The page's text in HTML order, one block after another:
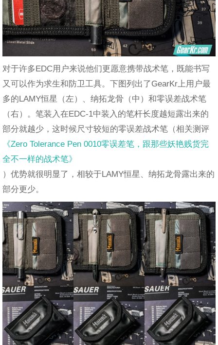
对于许多EDC用户来说他们更愿意携带战术笔，既能书写
又可以作为求生和防卫工具。下图列出了GearKr上用户最
多的LAMY恒星（左）、纳拓龙骨（中）和零误差战术笔
（右）。笔装入在EDC-1中装入的笔杆长度越短露出来的
部分就越少，这时候尺寸较短的零误差战术笔（相关测评
《Zero Tolerance Pen 0010零误差笔，跟那些妖艳贱货完
全不一样的战术笔》
）优势就很明显了，相较于LAMY恒星、纳拓龙骨露出来的
部分更少。